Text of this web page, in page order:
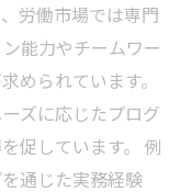
労働市場では専門
能力やチームワー
められています。
ズに応じたプログ
促しています。 例
通じた実務経験